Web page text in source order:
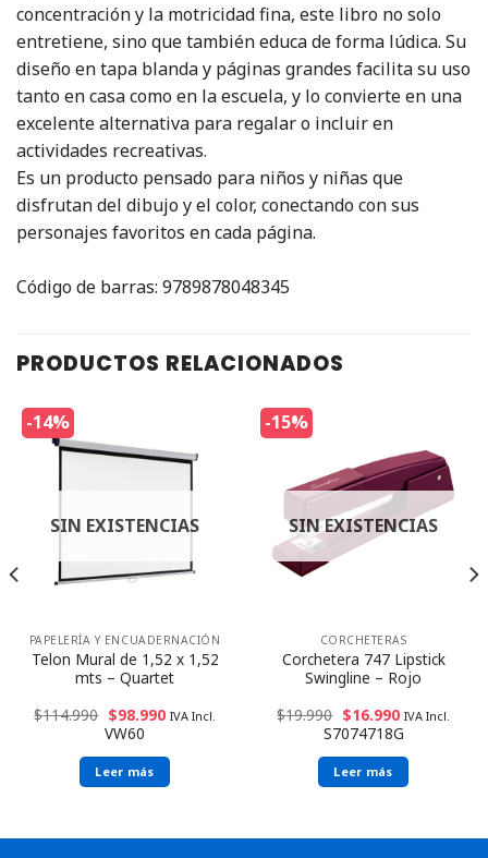
concentración y la motricidad fina, este libro no solo
entretiene, sino que también educa de forma lúdica. Su
diseño en tapa blanda y páginas grandes facilita su uso
tanto en casa como en la escuela, y lo convierte en una
excelente alternativa para regalar o incluir en
actividades recreativas.
Es un producto pensado para niños y niñas que
disfrutan del dibujo y el color, conectando con sus
personajes favoritos en cada página.
Código de barras: 9789878048345
PRODUCTOS RELACIONADOS
-14%
SIN EXISTENCIAS
PAPELERÍA Y ENCUADERNACIÓN
Telon Mural de 1,52 x 1,52
mts – Quartet
$114.990 $98.990 IVA Incl.
VW60
Leer más
-15%
SIN EXISTENCIAS
CORCHETERAS
Corchetera 747 Lipstick
Swingline – Rojo
$19.990 $16.990 IVA Incl.
S7074718G
Leer más